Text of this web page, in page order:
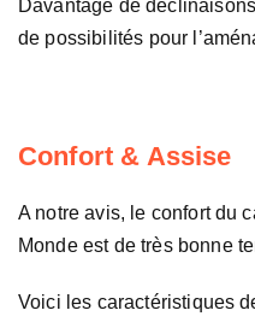
Davantage de
de possibilités pour
Confort & Assise
A notre avis, le confort du
Monde est de très bonne
Voici les caractéristiques